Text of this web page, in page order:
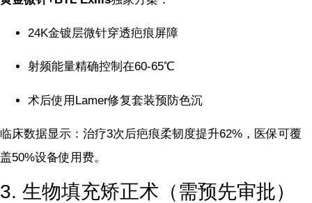
24K金镀层微针穿透疤痕屏障
射频能量精确控制在60-65℃
术后使用Lamer修复套装预防色沉
临床数据显示：治疗3次后疤痕柔韧度提升62%，医保可覆
盖50%设备使用费。
3. 生物填充矫正术（需预先审批）